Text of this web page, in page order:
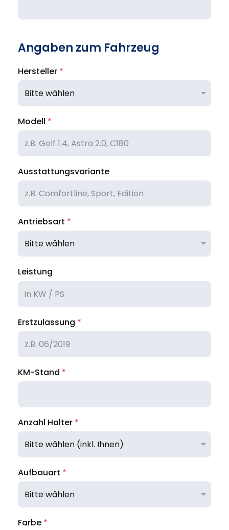
Angaben zum Fahrzeug
Hersteller *
Modell *
Ausstattungsvariante
Antriebsart *
Leistung
Erstzulassung *
KM-Stand *
Anzahl Halter *
Aufbauart *
Farbe *